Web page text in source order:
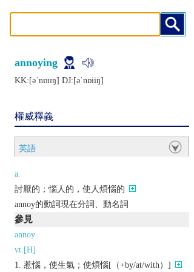
annoying
KK:[ǝˈnɒɪɪŋ] DJ:[ǝˈnɒiiŋ]
權威釋義
英語
a.
討厭的；惱人的，使人煩惱的
annoy的動詞現在分詞、動名詞
參見
annoy
vt.[H]
惹惱，使生氣；使煩惱[（+by/at/with）]